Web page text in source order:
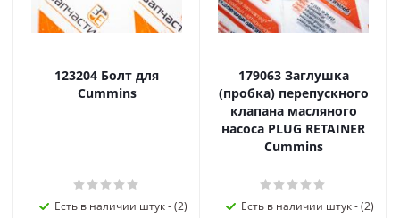
123204 Болт для
Cummins
Есть в наличии штук - (2)
179063 Заглушка
(пробка) перепускного
клапана масляного
насоса PLUG RETAINER
Cummins
Есть в наличии штук - (2)